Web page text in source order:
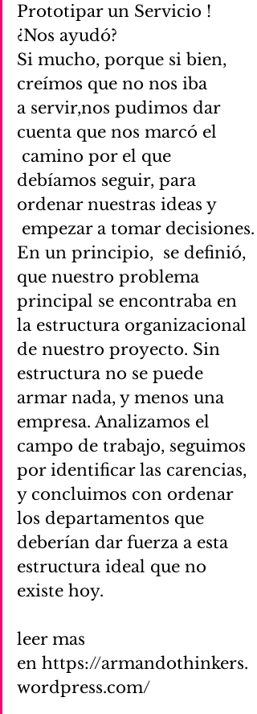
Prototipar un Servicio !
¿Nos ayudó?
Si mucho, porque si bien,
creímos que no nos iba
a servir,nos pudimos dar
cuenta que nos marcó el
camino por el que
debíamos seguir, para
ordenar nuestras ideas y
empezar a tomar decisiones.
En un principio,  se definió,
que nuestro problema
principal se encontraba en
la estructura organizacional
de nuestro proyecto. Sin
estructura no se puede
armar nada, y menos una
empresa. Analizamos el
campo de trabajo, seguimos
por identificar las carencias,
y concluimos con ordenar
los departamentos que
deberían dar fuerza a esta
estructura ideal que no
existe hoy.
leer mas
en https://armandothinkers.
wordpress.com/